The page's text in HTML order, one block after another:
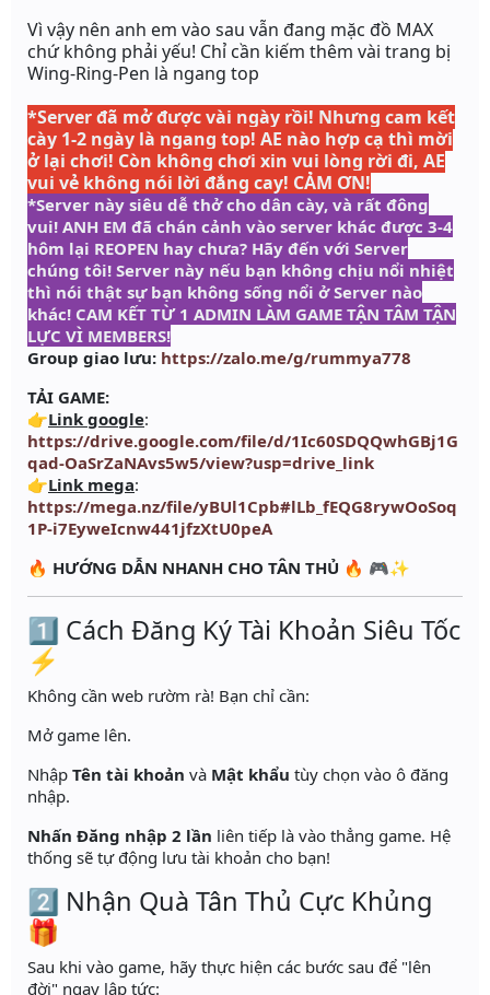
Vì vậy nên anh em vào sau vẫn đang mặc đồ MAX
chứ không phải yếu! Chỉ cần kiếm thêm vài trang bị
Wing-Ring-Pen là ngang top
*Server đã mở được vài ngày rồi! Nhưng cam kết
cày 1-2 ngày là ngang top! AE nào hợp cạ thì mời
ở lại chơi! Còn không chơi xin vui lòng rời đi, AE
vui vẻ không nói lời đắng cay! CẢM ƠN!
*Server này siêu dễ thở cho dân cày, và rất đông
vui! ANH EM đã chán cảnh vào server khác được 3-4
hôm lại REOPEN hay chưa? Hãy đến với Server
chúng tôi! Server này nếu bạn không chịu nổi nhiệt
thì nói thật sự bạn không sống nổi ở Server nào
khác! CAM KẾT TỪ 1 ADMIN LÀM GAME TẬN TÂM TẬN
LỰC VÌ MEMBERS!
Group giao lưu: https://zalo.me/g/rummya778
TẢI GAME:
👉Link google:
https://drive.google.com/file/d/1Ic60SDQQwhGBj1G
qad-OaSrZaNAvs5w5/view?usp=drive_link
👉Link mega:
https://mega.nz/file/yBUl1Cpb#lLb_fEQG8rywOoSoq
1P-i7EyweIcnw441jfzXtU0peA
🔥 HƯỚNG DẪN NHANH CHO TÂN THỦ 🔥 🎮✨
1️⃣ Cách Đăng Ký Tài Khoản Siêu Tốc
⚡
Không cần web rườm rà! Bạn chỉ cần:
Mở game lên.
Nhập Tên tài khoản và Mật khẩu tùy chọn vào ô đăng
nhập.
Nhấn Đăng nhập 2 lần liên tiếp là vào thẳng game. Hệ
thống sẽ tự động lưu tài khoản cho bạn!
2️⃣ Nhận Quà Tân Thủ Cực Khủng
🎁
Sau khi vào game, hãy thực hiện các bước sau để "lên
đời" ngay lập tức: